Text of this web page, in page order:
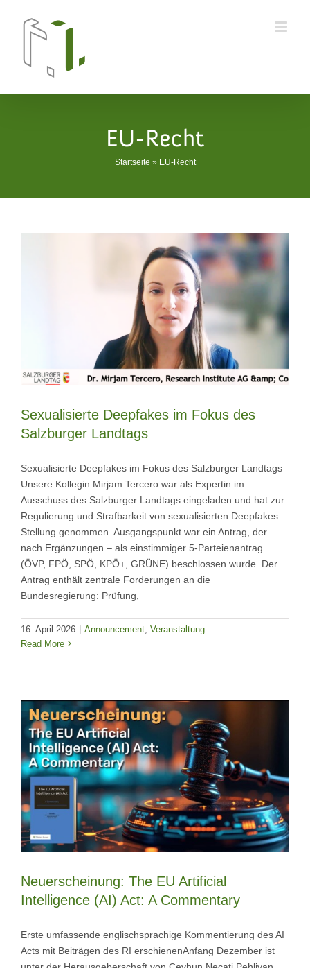
EU-Recht
Startseite » EU-Recht
Sexualisierte Deepfakes im Fokus des
Salzburger Landtags
Sexualisierte Deepfakes im Fokus des Salzburger Landtags
Unsere Kollegin Mirjam Tercero war als Expertin im
Ausschuss des Salzburger Landtags eingeladen und hat zur
Regulierung und Strafbarkeit von sexualisierten Deepfakes
Stellung genommen. Ausgangspunkt war ein Antrag, der –
nach Ergänzungen – als einstimmiger 5-Parteienantrag
(ÖVP, FPÖ, SPÖ, KPÖ+, GRÜNE) beschlossen wurde. Der
Antrag enthält zentrale Forderungen an die
Bundesregierung: Prüfung,
16. April 2026 | Announcement Veranstaltung
Read More
Neuerscheinung: The EU Artificial
Intelligence (AI) Act: A Commentary
Erste umfassende englischsprachige Kommentierung des AI
Acts mit Beiträgen des RI erschienenAnfang Dezember ist